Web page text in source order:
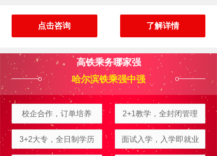
点击咨询 了解详情
高铁乘务哪家强
哈尔滨铁乘强中强
校企合作，订单培养 2+1教学，全封闭管理
3+2大专，全日制学历 面试入学，入学即就业
周立可 报名 电子商务 报名地区：伊春
富大龙 报名 工程测量 报名地区：五大连池